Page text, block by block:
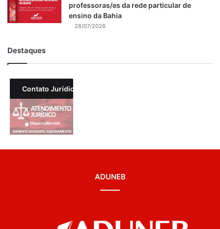
professoras/es da rede particular de
ensino da Bahia
28/07/2026
Destaques
Contato Jurídico
ADUNEB